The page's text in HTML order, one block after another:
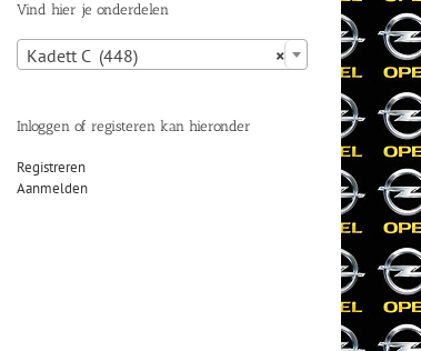
Vind hier je onderdelen
×
Kadett C (448)
Inloggen of registeren kan hieronder
Registreren
Aanmelden